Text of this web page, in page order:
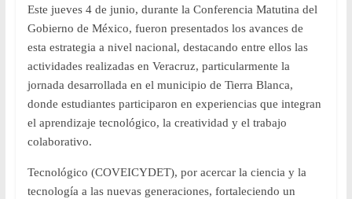
Este jueves 4 de junio, durante la Conferencia Matutina del
Gobierno de México, fueron presentados los avances de
esta estrategia a nivel nacional, destacando entre ellos las
actividades realizadas en Veracruz, particularmente la
jornada desarrollada en el municipio de Tierra Blanca,
donde estudiantes participaron en experiencias que integran
el aprendizaje tecnológico, la creatividad y el trabajo
colaborativo.
Tecnológico (COVEICYDET), por acercar la ciencia y la
tecnología a las nuevas generaciones, fortaleciendo un